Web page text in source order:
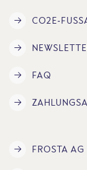
CO2E-
FAQ
FROSTA AG